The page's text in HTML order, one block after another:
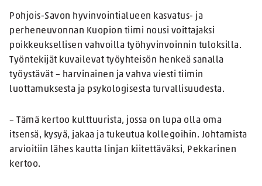
Pohjois-Savon hyvinvointialueen kasvatus- ja
perheneuvonnan Kuopion tiimi nousi voittajaksi
poikkeuksellisen vahvoilla työhyvinvoinnin tuloksilla.
Työntekijät kuvailevat työyhteisön henkeä sanalla
työystävät – harvinainen ja vahva viesti tiimin
luottamuksesta ja psykologisesta turvallisuudesta.
– Tämä kertoo kulttuurista, jossa on lupa olla oma
itsensä, kysyä, jakaa ja tukeutua kollegoihin. Johtamista
arvioitiin lähes kautta linjan kiitettäväksi, Pekkarinen
kertoo.